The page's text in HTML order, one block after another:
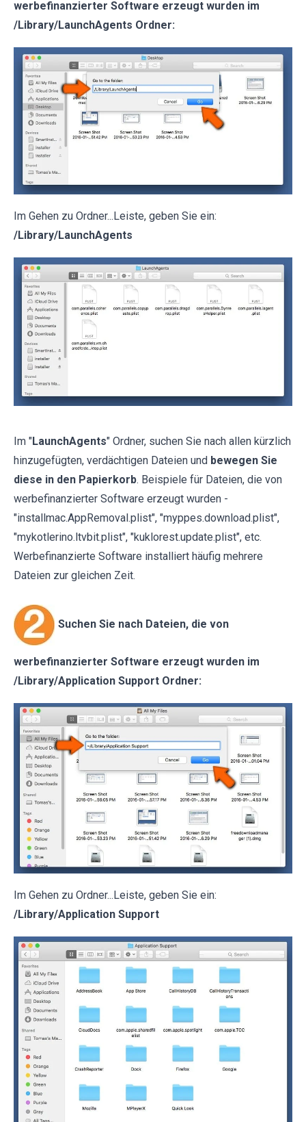
werbefinanzierter Software erzeugt wurden im
/Library/LaunchAgents Ordner:
Im Gehen zu Ordner...Leiste, geben Sie ein:
/Library/LaunchAgents
Im "LaunchAgents" Ordner, suchen Sie nach allen kürzlich
hinzugefügten, verdächtigen Dateien und bewegen Sie
diese in den Papierkorb. Beispiele für Dateien, die von
werbefinanzierter Software erzeugt wurden -
"installmac.AppRemoval.plist", "myppes.download.plist",
"mykotlerino.ltvbit.plist", "kuklorest.update.plist", etc.
Werbefinanzierte Software installiert häufig mehrere
Dateien zur gleichen Zeit.
Suchen Sie nach Dateien, die von
werbefinanzierter Software erzeugt wurden im
/Library/Application Support Ordner:
Im Gehen zu Ordner...Leiste, geben Sie ein:
/Library/Application Support